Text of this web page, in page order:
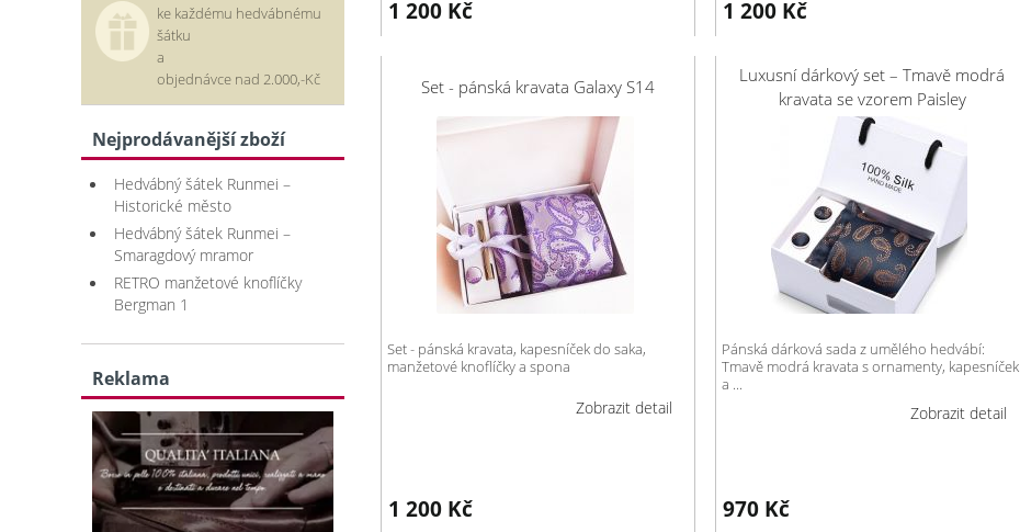
1 200 Kč 1 200 Kč
Set - pánská kravata Galaxy S14
Set - pánská kravata, kapesníček do saka,
manžetové knoflíčky a spona
Zobrazit detail
1 200 Kč
Luxusní dárkový set – Tmavě modrá
kravata se vzorem Paisley
Pánská dárková sada z umělého hedvábí:
Tmavě modrá kravata s ornamenty, kapesníček
a ...
Zobrazit detail
970 Kč
ke každému hedvábnému
šátku
a
objednávce nad 2.000,-Kč
Nejprodávanější zboží
Hedvábný šátek Runmei –
Historické město
Hedvábný šátek Runmei –
Smaragdový mramor
RETRO manžetové knoflíčky
Bergman 1
Reklama